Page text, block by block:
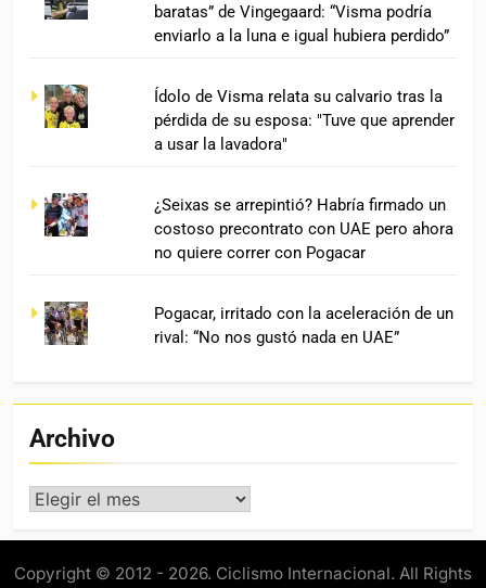
baratas” de Vingegaard: “Visma podría
enviarlo a la luna e igual hubiera perdido”
Ídolo de Visma relata su calvario tras la
pérdida de su esposa: "Tuve que aprender
a usar la lavadora"
¿Seixas se arrepintió? Habría firmado un
costoso precontrato con UAE pero ahora
no quiere correr con Pogacar
Pogacar, irritado con la aceleración de un
rival: “No nos gustó nada en UAE”
Archivo
Archivo
Copyright © 2012 - 2026. Ciclismo Internacional. All Rights